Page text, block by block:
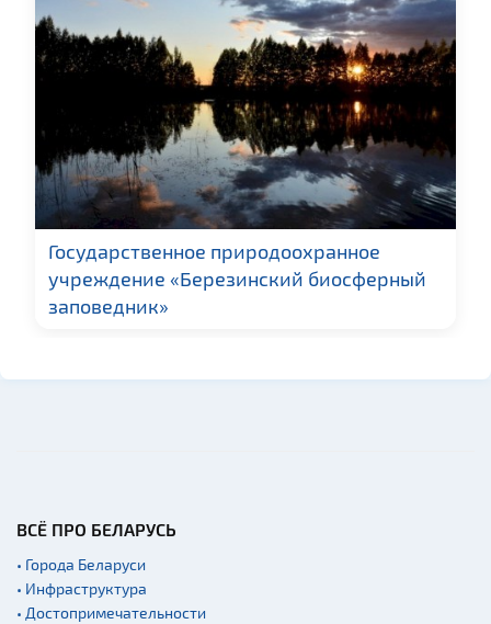
Государственное природоохранное
учреждение «Березинский биосферный
заповедник»
ВСЁ ПРО БЕЛАРУСЬ
• Города Беларуси
• Инфраструктура
• Достопримечательности